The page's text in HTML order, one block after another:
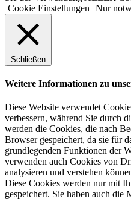
Cookie Einstellungen
Nur
Schließen
Weitere Informationen zu
Diese Website verwendet
verbessern, während Sie durch
werden die Cookies, die nach
Browser gespeichert, da sie für
grundlegenden Funktionen der
verwenden auch Cookies von
analysieren und verstehen
Diese Cookies werden nur mit
gespeichert. Sie haben auch die